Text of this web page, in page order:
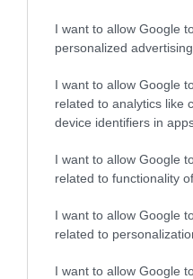
I want to allow Google
personalized advertising.
I want to allow Google
related to analytics like
device identifiers in
I want to allow Google
related to functionality
I want to allow Google
related to
I want to allow Google